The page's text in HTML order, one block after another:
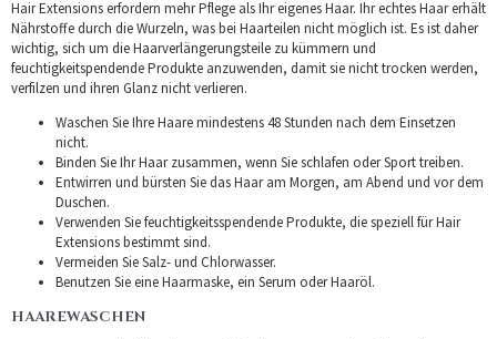
Hair Extensions erfordern mehr Pflege als Ihr eigenes Haar. Ihr echtes Haar erhält
Nährstoffe durch die Wurzeln, was bei Haarteilen nicht möglich ist. Es ist daher
wichtig, sich um die Haarverlängerungsteile zu kümmern und
feuchtigkeitspendende Produkte anzuwenden, damit sie nicht trocken werden,
verfilzen und ihren Glanz nicht verlieren.
Waschen Sie Ihre Haare mindestens 48 Stunden nach dem Einsetzen
nicht.
Binden Sie Ihr Haar zusammen, wenn Sie schlafen oder Sport treiben.
Entwirren und bürsten Sie das Haar am Morgen, am Abend und vor dem
Duschen.
Verwenden Sie feuchtigkeitsspendende Produkte, die speziell für Hair
Extensions bestimmt sind.
Vermeiden Sie Salz- und Chlorwasser.
Benutzen Sie eine Haarmaske, ein Serum oder Haaröl.
HAAREWASCHEN